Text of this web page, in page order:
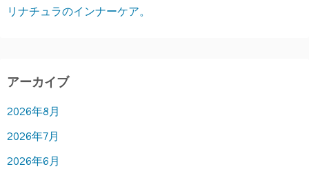
リナチュラのインナーケア。
アーカイブ
2026年8月
2026年7月
2026年6月